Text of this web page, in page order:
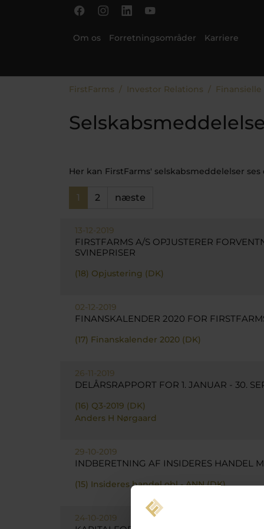
Gå til hoved-indhold
Skip to page footer
Om os Forretningsområder Karriere
FirstFarms Investor Relations
Her kan FirstFarms' selskabsmeddelelser
1 2 næste
13-12-2019
FIRSTFARMS A/S OPJUSTERER
SVINEPRISER
(18) Opjustering (DK)
02-12-2019
FINANSKALENDER 2020 FOR
(17) Finanskalender 2020 (DK)
26-11-2019
DELÅRSRAPPORT FOR 1. JANUAR - 30.
(16) Q3-2019 (DK)
Anders H Nørgaard
29-10-2019
INDBERETNING AF INSIDERES HANDEL
(15) Insideres handel obl - ANN (DK)
24-10-2019